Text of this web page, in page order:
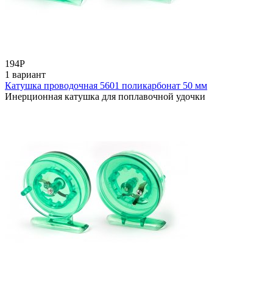
194Р
1 вариант
Катушка проводочная 5601 поликарбонат 50 мм
Инерционная катушка для поплавочной удочки